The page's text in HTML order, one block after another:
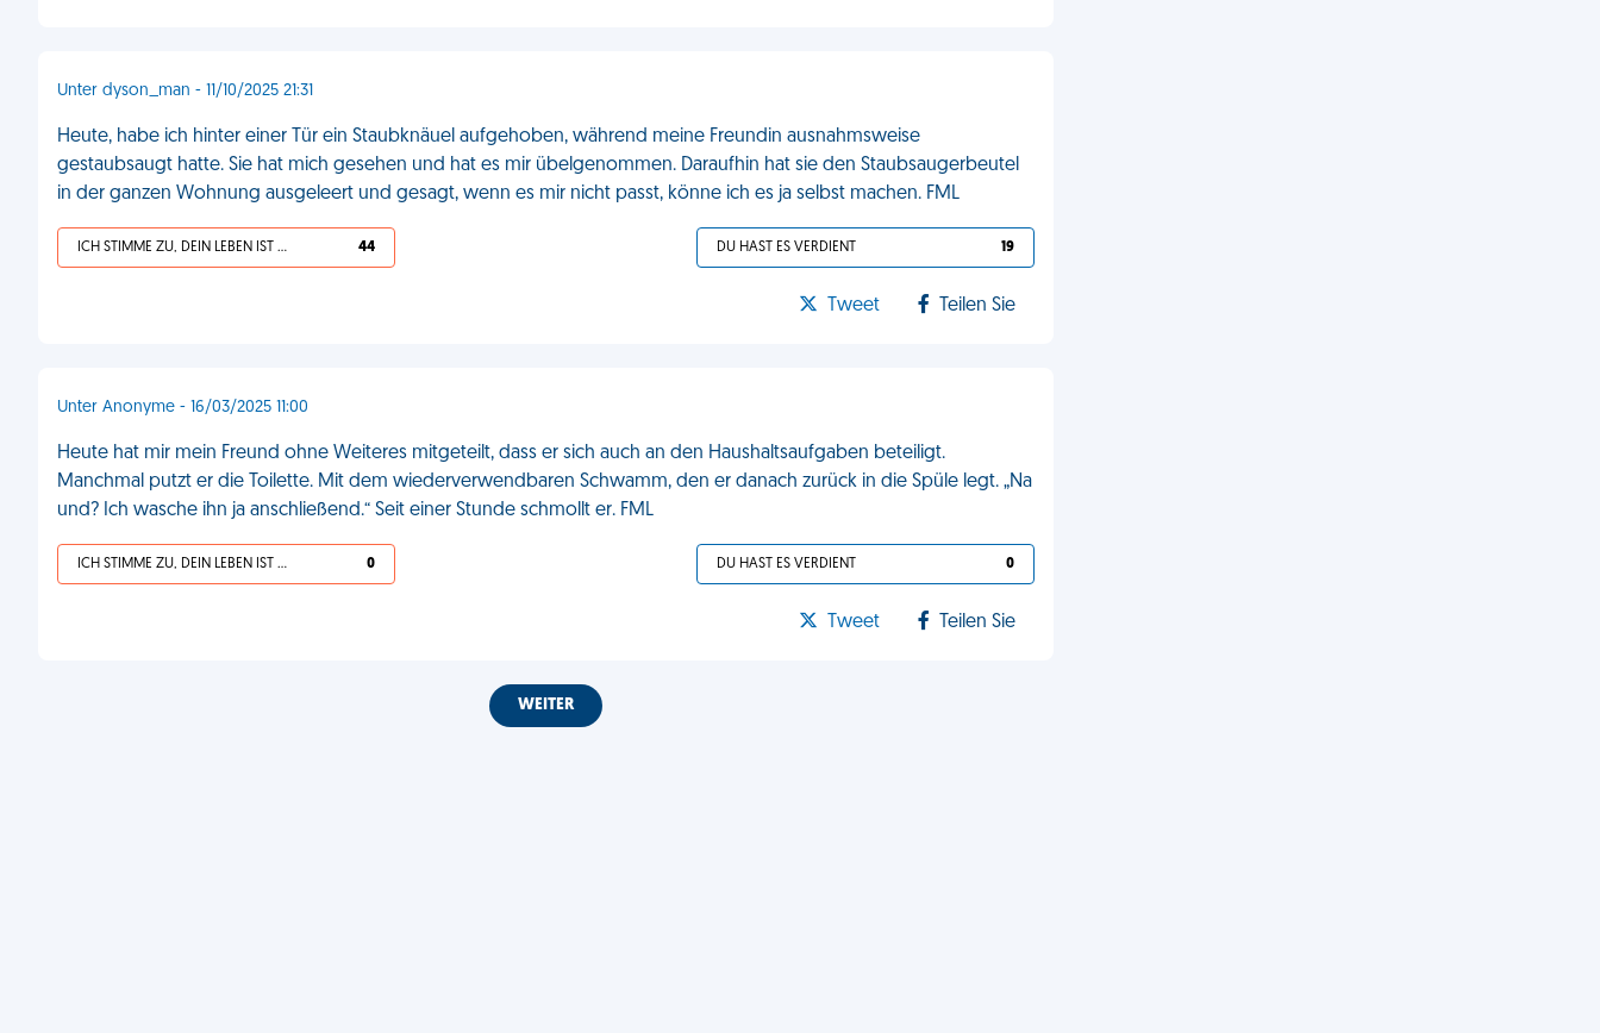
Unter dyson_man - 11/10/2025 21:31
Heute, habe ich hinter einer Tür ein Staubknäuel aufgehoben, während meine Freundin ausnahmsweise
gestaubsaugt hatte. Sie hat mich gesehen und hat es mir übelgenommen. Daraufhin hat sie den Staubsaugerbeutel
in der ganzen Wohnung ausgeleert und gesagt, wenn es mir nicht passt, könne ich es ja selbst machen. FML
ICH STIMME ZU, DEIN LEBEN IST SCHEISSE 44 DU HAST ES VERDIENT 19
Tweet Teilen Sie
Unter Anonyme - 16/03/2025 11:00
Heute hat mir mein Freund ohne Weiteres mitgeteilt, dass er sich auch an den Haushaltsaufgaben beteiligt.
Manchmal putzt er die Toilette. Mit dem wiederverwendbaren Schwamm, den er danach zurück in die Spüle legt. „Na
und? Ich wasche ihn ja anschließend.“ Seit einer Stunde schmollt er. FML
ICH STIMME ZU, DEIN LEBEN IST SCHEISSE 0 DU HAST ES VERDIENT 0
Tweet Teilen Sie
WEITER